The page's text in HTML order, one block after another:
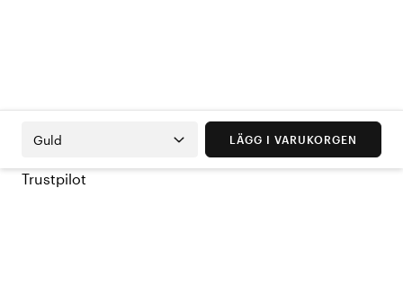
Guld LÄGG I VARUKORGEN
Trustpilot